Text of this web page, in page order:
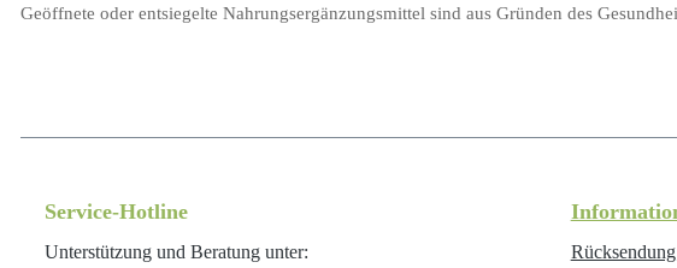
Geöffnete oder entsiegelte Nahrungsergänzungsmittel sind aus Gründen des
Service-Hotline
Unterstützung und Beratung unter: